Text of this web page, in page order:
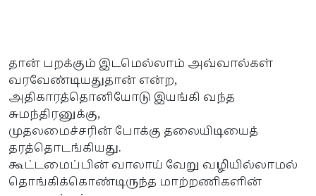
தான் பறக்கும் இடமெல்லாம் அவ்வால்கள்
வரவேண்டியதுதான் என்ற,
அதிகாரத்தொனியோடு இயங்கி வந்த
சுமந்திரனுக்கு,
முதலமைச்சரின் போக்கு தலையிடியைத்
தரத்தொடங்கியது.
கூட்டமைப்பின் வாலாய் வேறு வழியில்லாமல்
தொங்கிக்கொண்டிருந்த மாற்றணிகளின்